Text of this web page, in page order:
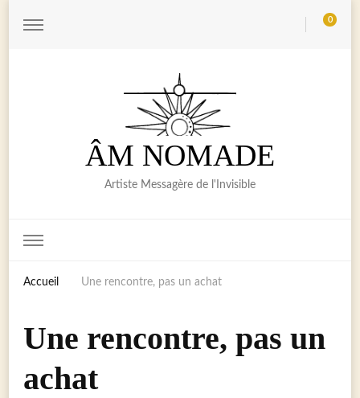
0
ÂM NOMADE
Artiste Messagère de l'Invisible
Accueil Une rencontre, pas un achat
Une rencontre, pas un
achat